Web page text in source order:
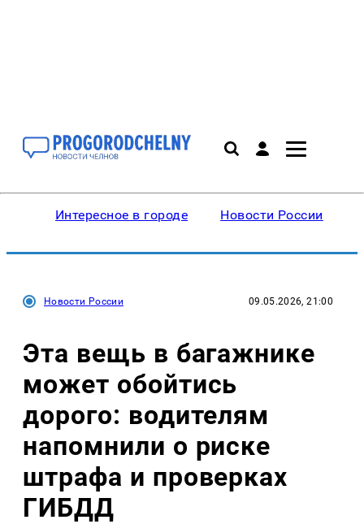
Интересное в городе Новости России
Новости России 09.05.2026, 21:00
Эта вещь в багажнике
может обойтись
дорого: водителям
напомнили о риске
штрафа и проверках
ГИБДД